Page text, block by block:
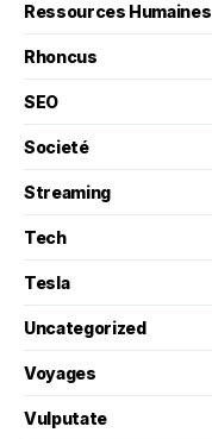
Ressources Humaines
Rhoncus
SEO
Societé
Streaming
Tech
Tesla
Uncategorized
Voyages
Vulputate